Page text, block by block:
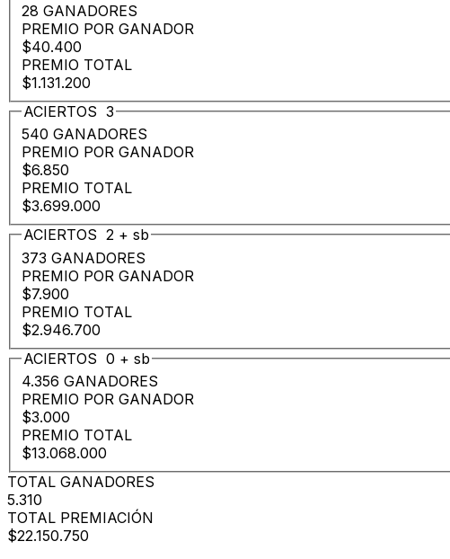
28 GANADORES
PREMIO POR GANADOR
$40.400
PREMIO TOTAL
$1.131.200
ACIERTOS 3
540 GANADORES
PREMIO POR GANADOR
$6.850
PREMIO TOTAL
$3.699.000
ACIERTOS 2 + sb
373 GANADORES
PREMIO POR GANADOR
$7.900
PREMIO TOTAL
$2.946.700
ACIERTOS 0 + sb
4.356 GANADORES
PREMIO POR GANADOR
$3.000
PREMIO TOTAL
$13.068.000
TOTAL GANADORES
5.310
TOTAL PREMIACIÓN
$22.150.750